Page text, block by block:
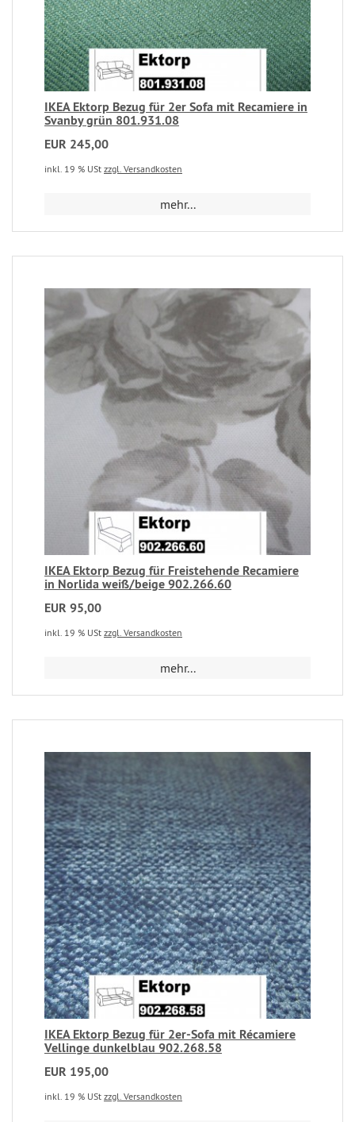
IKEA Ektorp Bezug für 2er Sofa mit Recamiere in
Svanby grün 801.931.08
EUR 245,00
inkl. 19 % USt zzgl. Versandkosten
mehr...
IKEA Ektorp Bezug für Freistehende Recamiere
in Norlida weiß/beige 902.266.60
EUR 95,00
inkl. 19 % USt zzgl. Versandkosten
mehr...
IKEA Ektorp Bezug für 2er-Sofa mit Récamiere
Vellinge dunkelblau 902.268.58
EUR 195,00
inkl. 19 % USt zzgl. Versandkosten